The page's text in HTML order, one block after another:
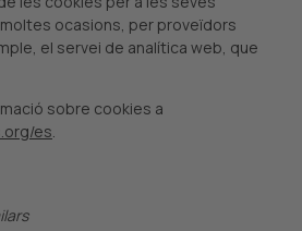
ocasions, per proveïdors
el servei de analítica web, que
sobre cookies a
es.